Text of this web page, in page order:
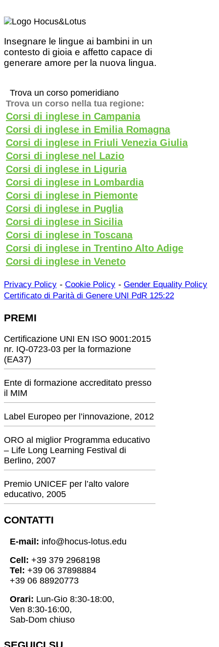
Insegnare le lingue ai bambini in un
contesto di gioia e affetto capace di
generare amore per la nuova lingua.
Trova un corso pomeridiano
Trova un corso nella tua regione:
Corsi di inglese in Campania
Corsi di inglese in Emilia Romagna
Corsi di inglese in Friuli Venezia Giulia
Corsi di inglese nel Lazio
Corsi di inglese in Liguria
Corsi di inglese in Lombardia
Corsi di inglese in Piemonte
Corsi di inglese in Puglia
Corsi di inglese in Sicilia
Corsi di inglese in Toscana
Corsi di inglese in Trentino Alto Adige
Corsi di inglese in Veneto
Privacy Policy - Cookie Policy - Gender Equality Policy
Certificato di Parità di Genere UNI PdR 125:22
PREMI
Certificazione UNI EN ISO 9001:2015
nr. IQ-0723-03 per la formazione
(EA37)
Ente di formazione accreditato presso
il MIM
Label Europeo per l’innovazione, 2012
ORO al miglior Programma educativo
– Life Long Learning Festival di
Berlino, 2007
Premio UNICEF per l’alto valore
educativo, 2005
CONTATTI
E-mail: info@hocus-lotus.edu
Cell: +39 379 2968198
Tel: +39 06 37898884
+39 06 88920773
Orari: Lun-Gio 8:30-18:00,
Ven 8:30-16:00,
Sab-Dom chiuso